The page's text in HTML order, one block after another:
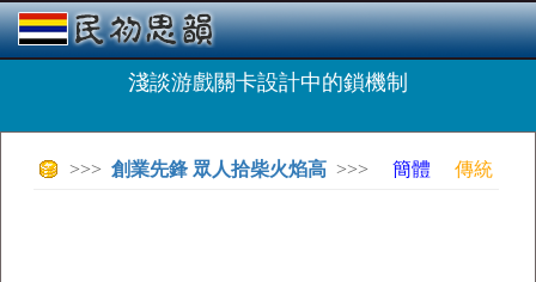
淺談游戲關卡設計中的鎖機制
>>> 創業先鋒 眾人拾柴火焰高 >>> 簡體 傳統